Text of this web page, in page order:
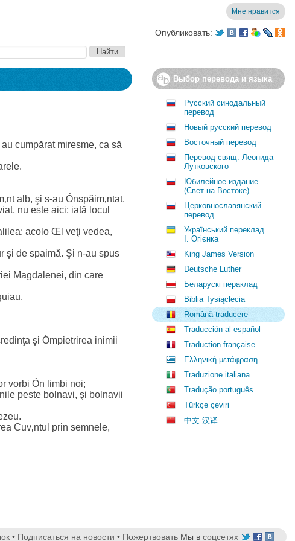
Мне нравится
Опубликовать:
cumpărat miresme, ca să
alb, şi s-au Ónspăim‚ntat.
nu este aici; iată locul
acolo Œl veţi vedea,
şi de spaimă. Şi n-au spus
Magdalenei, din care
şi Ómpietrirea inimii
vorbi Ón limbi noi;
peste bolnavi, şi bolnavii
Cuv‚ntul prin semnele,
Выбор перевода и языка
Русский синодальный
перевод
Новый русский перевод
Восточный перевод
Перевод свящ. Леонида
Лутковского
Юбилейное издание
(Свет на Востоке)
Церковнославянский
перевод
Український переклад
І. Огієнка
King James Version
Deutsche Luther
Беларускі пераклад
Biblia Tysiąclecia
Română traducere
Traducción al español
Traduction française
Ελληνική μετάφραση
Traduzione italiana
Tradução português
Türkçe çeviri
中文 汉译
Мы в соцсетях
• Подписаться на новости • Пожертвовать